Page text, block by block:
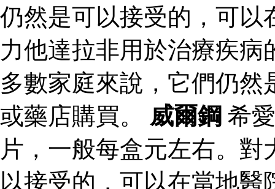
仍然是可以接受的，可以
力他達拉非用於治療疾
多數家庭來說，它們仍
或藥店購買。 威爾鋼 希
片，一般每盒元左右。
以接受的，可以在當地